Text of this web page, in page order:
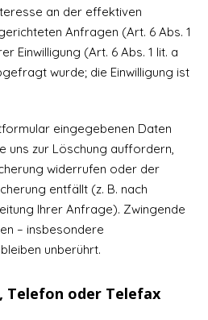
an der effektiven
Anfragen (Art. 6 Abs. 1
Einwilligung (Art. 6 Abs. 1 lit. a
wurde; die Einwilligung ist
eingegebenen Daten
uns zur Löschung auffordern,
widerrufen oder der
entfällt (z. B. nach
Ihrer Anfrage). Zwingende
– insbesondere
unberührt.
Telefon oder Telefax